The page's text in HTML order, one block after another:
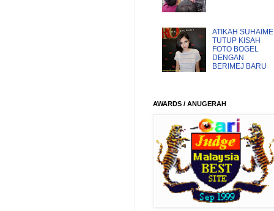
ATIKAH SUHAIME
TUTUP KISAH
FOTO BOGEL
DENGAN
BERIMEJ BARU
AWARDS / ANUGERAH